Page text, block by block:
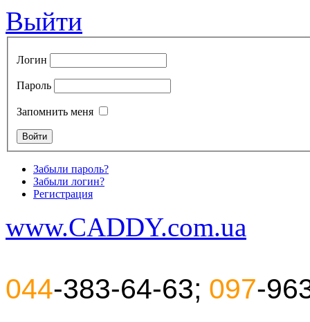
Выйти
Логин
Пароль
Запомнить меня
Забыли пароль?
Забыли логин?
Регистрация
www.CADDY.com.ua
044-383-64-63; 097-